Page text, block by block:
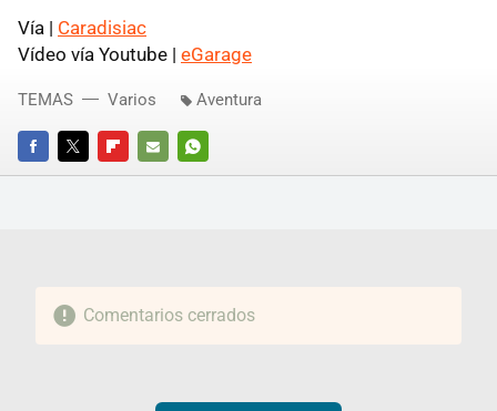
Vía | Caradisiac
Vídeo vía Youtube | eGarage
FACEBOOKTWITTERFLIPBOARD
E-
WHATSAPP
TEMAS Varios Aventura
Comentarios cerrados